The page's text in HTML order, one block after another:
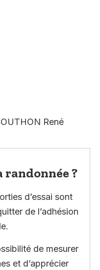
René
randonnée ?
d’essai sont
de l’adhésion
de mesurer
et d’apprécier